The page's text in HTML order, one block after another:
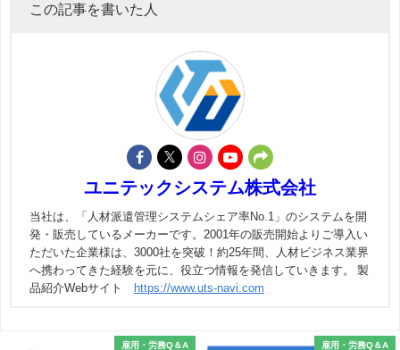
この記事を書いた人
ユニテックシステム株式会社
当社は、「人材派遣管理システムシェア率No.1」のシステムを開
発・販売しているメーカーです。2001年の販売開始よりご導入い
ただいた企業様は、3000社を突破！約25年間、人材ビジネス業界
へ携わってきた経験を元に、役立つ情報を発信していきます。 製
品紹介Webサイト
https://www.uts-navi.com
雇用・労務Q＆A 雇用・労務Q＆A